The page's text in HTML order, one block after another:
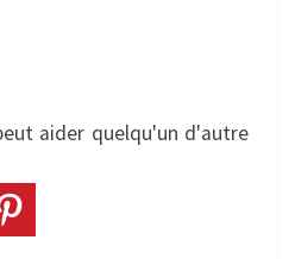
aider quelqu'un d'autre